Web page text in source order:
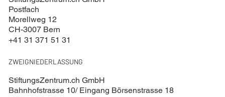
Postfach
Morellweg 12
CH-3007 Bern
+41 31 371 51 31
ZWEIGNIEDERLASSUNG
StiftungsZentrum.ch GmbH
Bahnhofstrasse 10/ Eingang Börsenstrasse 18